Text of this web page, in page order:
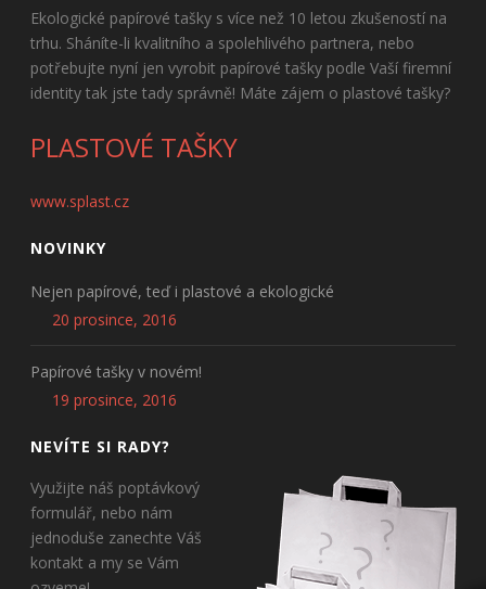
Ekologické papírové tašky s více než 10 letou zkušeností na
trhu. Sháníte-li kvalitního a spolehlivého partnera, nebo
potřebujte nyní jen vyrobit papírové tašky podle Vaší firemní
identity tak jste tady správně! Máte zájem o plastové tašky?
PLASTOVÉ TAŠKY
www.splast.cz
NOVINKY
Nejen papírové, teď i plastové a ekologické
20 prosince, 2016
Papírové tašky v novém!
19 prosince, 2016
NEVÍTE SI RADY?
Využijte náš poptávkový
formulář, nebo nám
jednoduše zanechte Váš
kontakt a my se Vám